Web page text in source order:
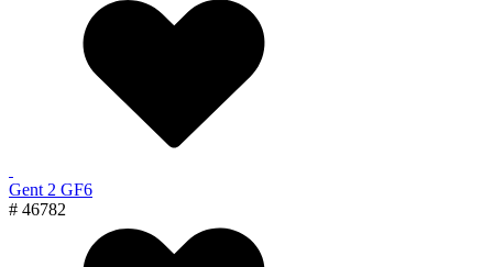
Gent 2 GF6
# 46782